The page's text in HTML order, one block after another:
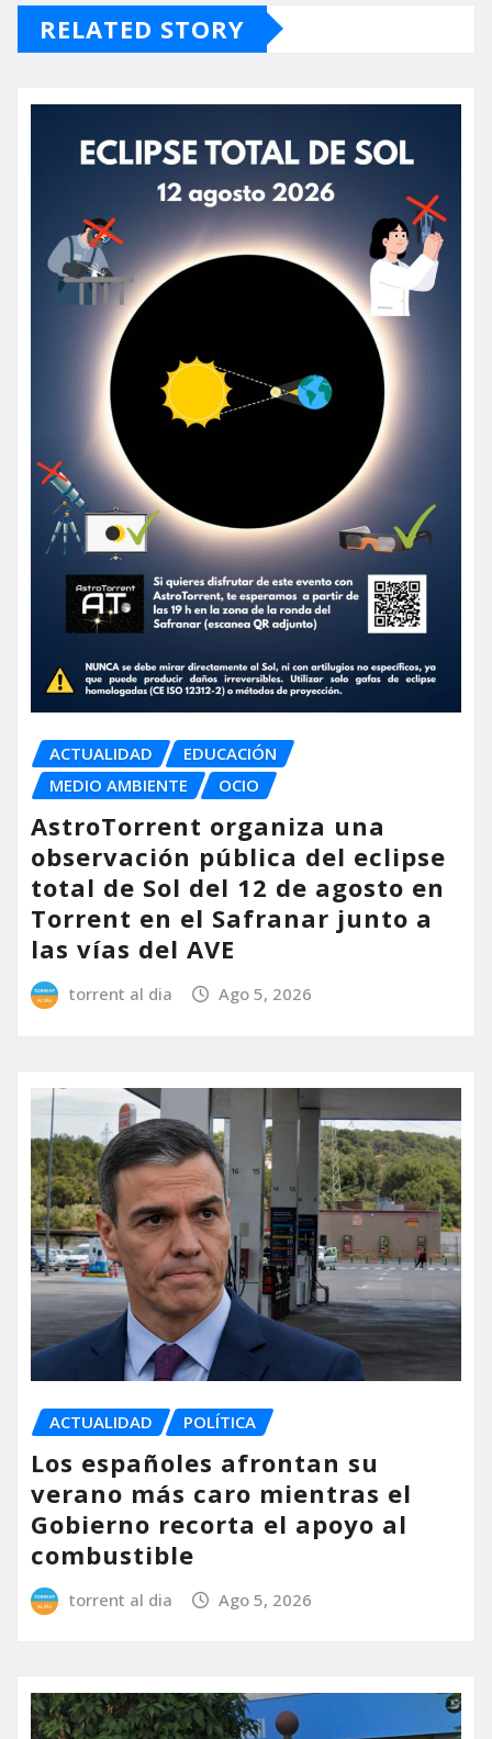
RELATED STORY
ACTUALIDAD
EDUCACIÓN
MEDIO AMBIENTE
OCIO
AstroTorrent organiza una
observación pública del eclipse
total de Sol del 12 de agosto en
Torrent en el Safranar junto a
las vías del AVE
torrent al dia Ago 5, 2026
ACTUALIDAD POLÍTICA
Los españoles afrontan su
verano más caro mientras el
Gobierno recorta el apoyo al
combustible
torrent al dia Ago 5, 2026